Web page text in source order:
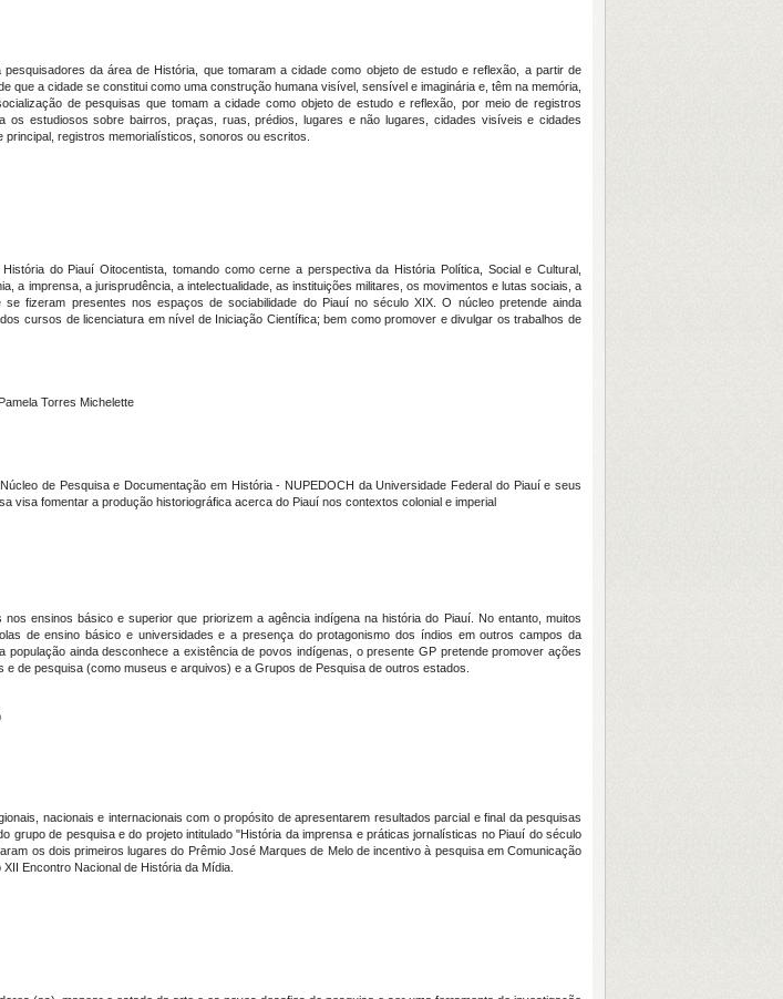
da área de História, que tomaram a cidade como objeto de estudo e reflexão, a partir de
a cidade se constitui como uma construção humana visível, sensível e imaginária e, têm na memória,
de pesquisas que tomam a cidade como objeto de estudo e reflexão, por meio de registros
estudiosos sobre bairros, praças, ruas, prédios, lugares e não lugares, cidades visíveis e cidades
registros memorialísticos, sonoros ou escritos.
do Piauí Oitocentista, tomando como cerne a perspectiva da História Política, Social e Cultural,
a imprensa, a jurisprudência, a intelectualidade, as instituições militares, os movimentos e lutas sociais, a
fizeram presentes nos espaços de sociabilidade do Piauí no século XIX. O núcleo pretende ainda
cursos de licenciatura em nível de Iniciação Científica; bem como promover e divulgar os trabalhos de
Torres Michelette
de Pesquisa e Documentação em História - NUPEDOCH da Universidade Federal do Piauí e seus
visa fomentar a produção historiográfica acerca do Piauí nos contextos colonial e imperial
ensinos básico e superior que priorizem a agência indígena na história do Piauí. No entanto, muitos
de ensino básico e universidades e a presença do protagonismo dos índios em outros campos da
ainda desconhece a existência de povos indígenas, o presente GP pretende promover ações
de pesquisa (como museus e arquivos) e a Grupos de Pesquisa de outros estados.
nacionais e internacionais com o propósito de apresentarem resultados parcial e final da pesquisas
de pesquisa e do projeto intitulado "História da imprensa e práticas jornalísticas no Piauí do século
os dois primeiros lugares do Prêmio José Marques de Melo de incentivo à pesquisa em Comunicação
Encontro Nacional de História da Mídia.